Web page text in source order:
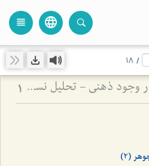
language
view_headline
/
18
ماهیت جوهر و عرض در وجود ذهنی - تحلیل نسبت میان کلیات جواهر و صور عقلیه 1
(2)